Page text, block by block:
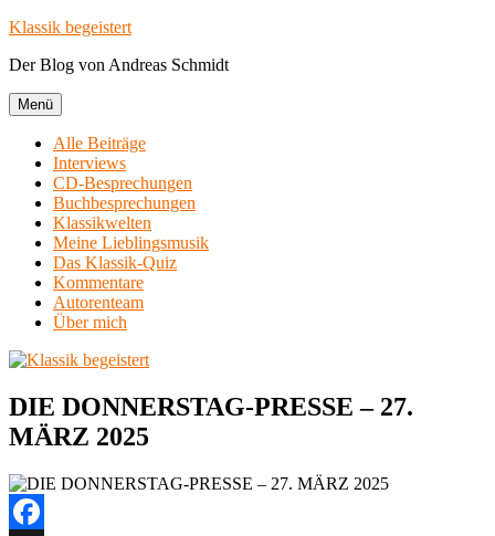
Zum
springen
Klassik begeistert
Der Blog von Andreas Schmidt
Menü
Alle Beiträge
Interviews
CD-Besprechungen
Buchbesprechungen
Klassikwelten
Meine Lieblingsmusik
Das Klassik-Quiz
Kommentare
Autorenteam
Über mich
DIE DONNERSTAG-PRESSE – 27.
MÄRZ 2025